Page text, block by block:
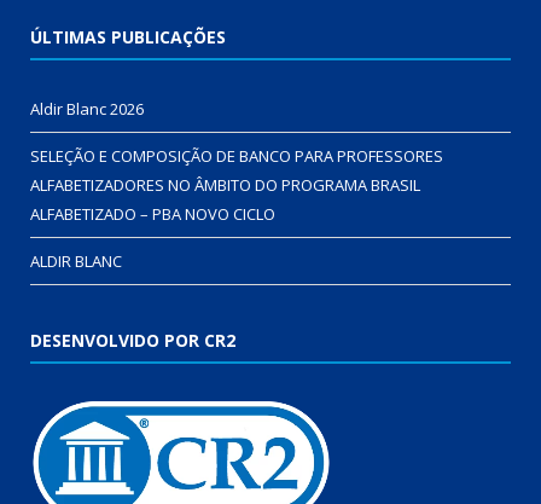
ÚLTIMAS PUBLICAÇÕES
Aldir Blanc 2026
SELEÇÃO E COMPOSIÇÃO DE BANCO PARA PROFESSORES
ALFABETIZADORES NO ÂMBITO DO PROGRAMA BRASIL
ALFABETIZADO – PBA NOVO CICLO
ALDIR BLANC
DESENVOLVIDO POR CR2